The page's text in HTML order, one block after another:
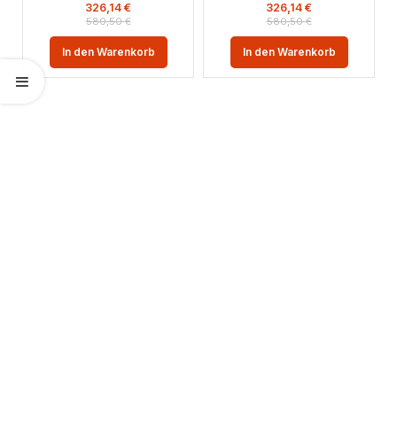
580,50€
326,14 €
In den Warenkorb
580,50€
326,14 €
In den Warenkorb